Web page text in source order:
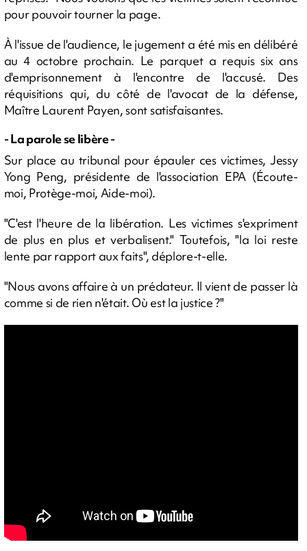
pour pouvoir tourner la page.
À l'issue de l'audience, le jugement a été mis en délibéré
au 4 octobre prochain. Le parquet a requis six ans
d'emprisonnement à l'encontre de l'accusé. Des
réquisitions qui, du côté de l'avocat de la défense,
Maître Laurent Payen, sont satisfaisantes.
- La parole se libère -
Sur place au tribunal pour épauler ces victimes, Jessy
Yong Peng, présidente de l'association EPA (Écoute-
moi, Protège-moi, Aide-moi).
"C'est l'heure de la libération. Les victimes s'expriment
de plus en plus et verbalisent." Toutefois, "la loi reste
lente par rapport aux faits", déplore-t-elle.
"Nous avons affaire à un prédateur. Il vient de passer là
comme si de rien n'était. Où est la justice ?"